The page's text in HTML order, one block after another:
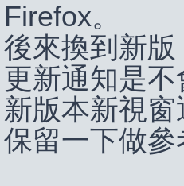
Firefox。
後來換到新
更新通知是
新版本新視
保留一下做參